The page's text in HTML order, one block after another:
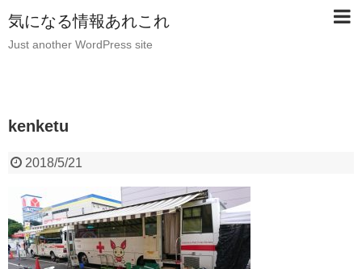
気になる情報あれこれ
Just another WordPress site
kenketu
2018/5/21